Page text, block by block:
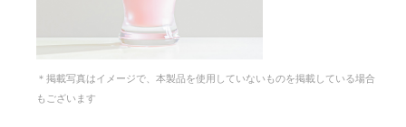
＊掲載写真はイメージで、本製品を使用していないものを掲載している場合
もございます